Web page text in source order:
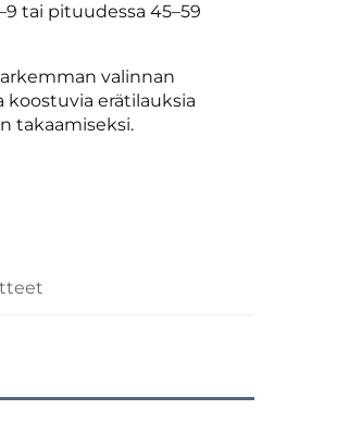
tai pituudessa 45–59
valinnan
koostuvia erätilauksia
takaamiseksi.